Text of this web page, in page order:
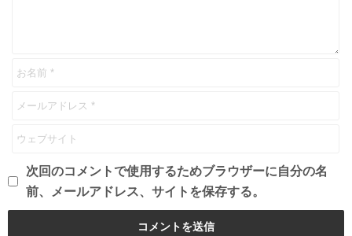
次回のコメントで使用するためブラウザーに自分の名
前、メールアドレス、サイトを保存する。